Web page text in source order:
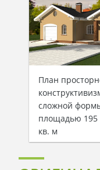
План
сложной
площадью 195
кв. м